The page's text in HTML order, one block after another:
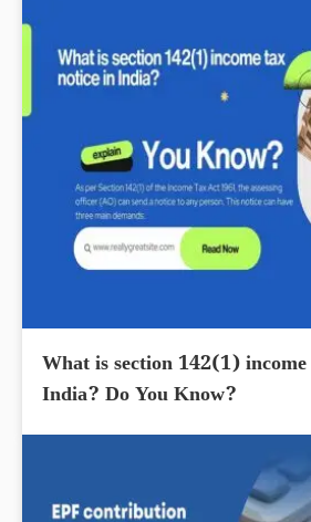
What is section 142(1)
India? Do You Know?